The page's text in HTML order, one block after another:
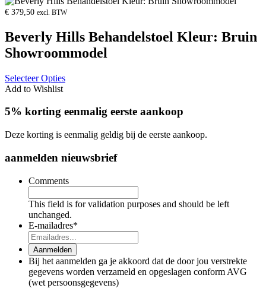
€ 379,50 excl. BTW
Beverly Hills Behandelstoel Kleur: Bruin
Showroommodel
Selecteer Opties
Add to Wishlist
5% korting eenmalig eerste aankoop
Deze korting is eenmalig geldig bij de eerste aankoop.
aanmelden nieuwsbrief
Comments
This field is for validation purposes and should be left
unchanged.
E-mailadres*
Aanmelden
Bij het aanmelden ga je akkoord dat de door jou verstrekte
gegevens worden verzameld en opgeslagen conform AVG
(wet persoonsgegevens)